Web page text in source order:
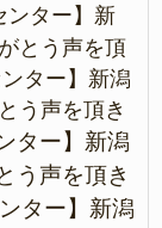
ンター】新
とう声を頂
ター】新潟
う声を頂き
ター】新潟
う声を頂き
ター】新潟